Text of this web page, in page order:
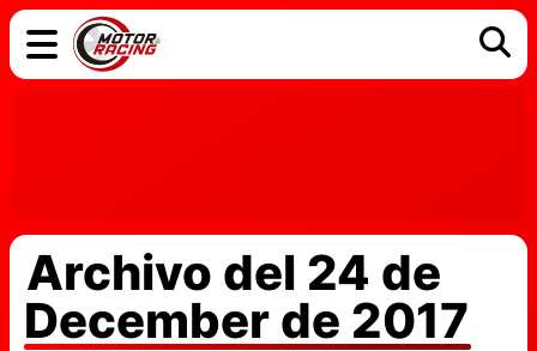
Archivo del 24 de
December de 2017